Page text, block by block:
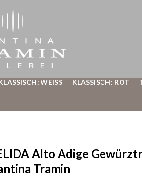
WEISS KLASSISCH: ROT
Alto Adige
Tramin